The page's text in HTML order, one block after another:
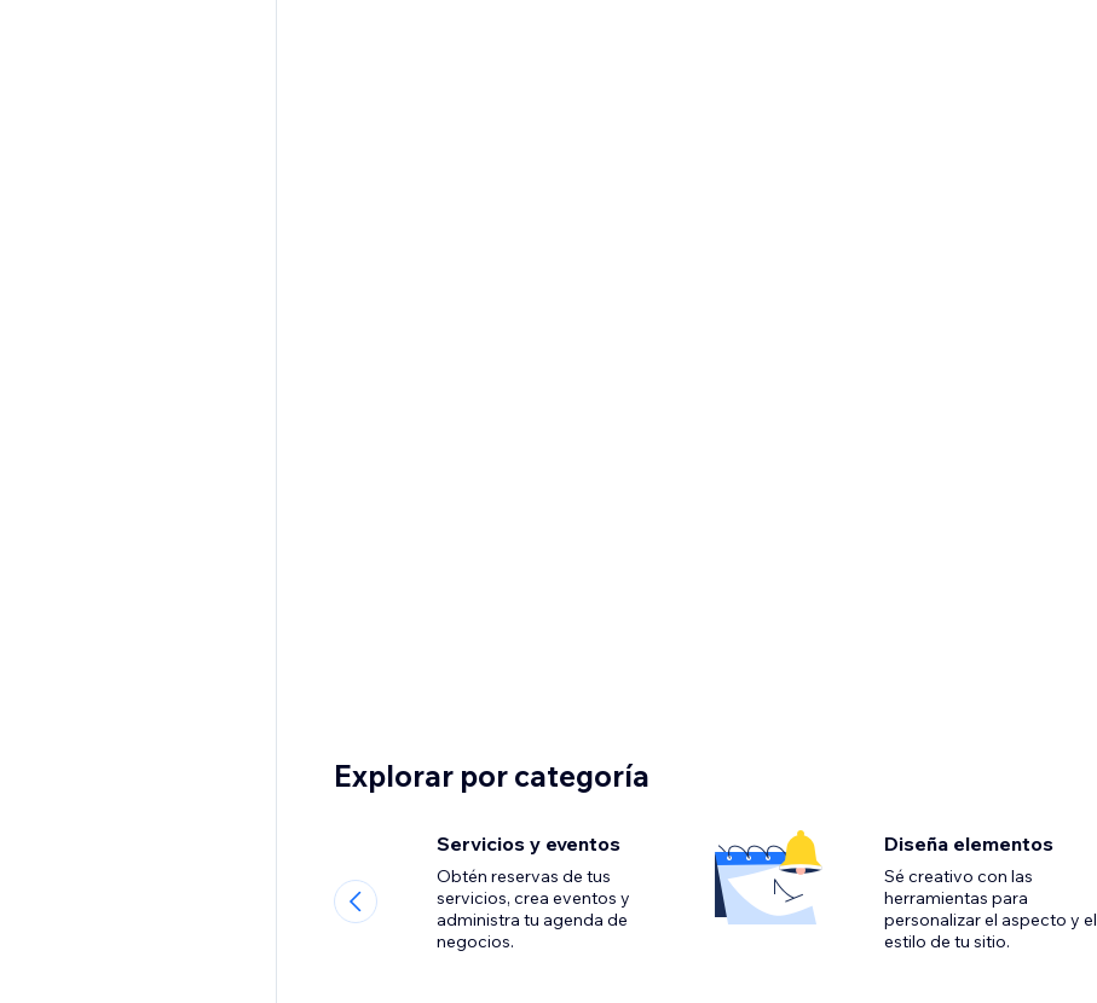
Explorar por categoría
Servicios y eventos
Obtén reservas de tus
servicios, crea eventos y
administra tu agenda de
negocios.
Diseña elementos
Sé creativo con las
herramientas para
personalizar el aspecto y el